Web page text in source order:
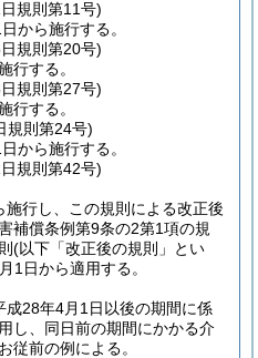
規則第11号)
から施行する。
規則第20号)
行する。
規則第27号)
行する。
規則第24号)
から施行する。
規則第42号)
施行し、この規則による改正後
補償条例第9条の2第1項の規
(以下「改正後の規則」とい
1日から適用する。
成28年4月1日以後の期間に係
し、同日前の期間にかかる介
従前の例による。